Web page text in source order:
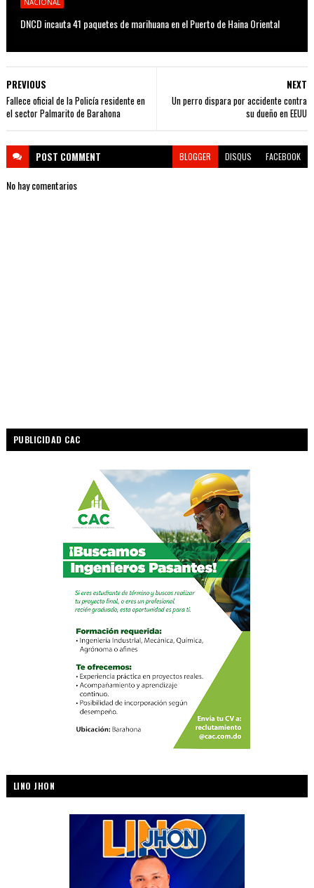
NACIONAL
DNCD incauta 41 paquetes de marihuana en el Puerto de Haina Oriental
NEXT
Un perro dispara por accidente contra
su dueño en EEUU
PREVIOUS
Fallece oficial de la Policía residente en
el sector Palmarito de Barahona
POST COMMENT BLOGGER DISQUS FACEBOOK
No hay comentarios
PUBLICIDAD CAC
LINO JHON